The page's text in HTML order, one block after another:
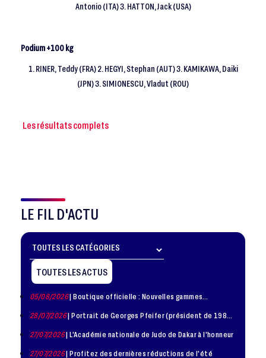
Antonio (ITA) 3. HATTON, Jack (USA)
Podium +100 kg
1. RINER, Teddy (FRA) 2. HEGYI, Stephan (AUT) 3. KAMIKAWA, Daiki
(JPN) 3. SIMIONESCU, Vladut (ROU)
Les résultats complets
LE FIL D'ACTU
TOUTES LES ACTUS
05/08/2026| Boutique officielle : Nouvelles gammes
28/07/2026| Portrait de Georges Pfeifer (président de 1981
27/07/2026| L'Académie nationale de Judo de Dakar à l'honneur
27/07/2026| Profitez des dernières réductions de l'été